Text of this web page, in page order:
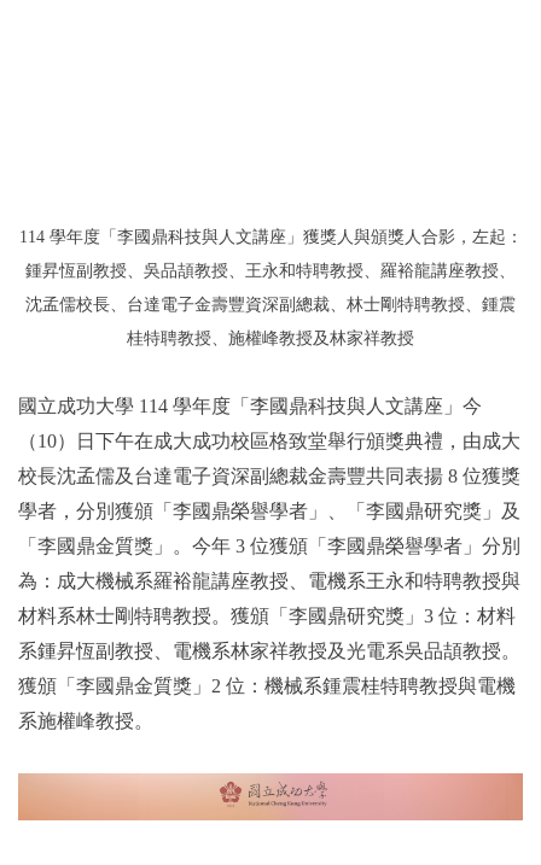
114 學年度「李國鼎科技與人文講座」獲獎人與頒獎人合影，左起：
鍾昇恆副教授、吳品頡教授、王永和特聘教授、羅裕龍講座教授、
沈孟儒校長、台達電子金壽豐資深副總裁、林士剛特聘教授、鍾震
桂特聘教授、施權峰教授及林家祥教授
國立成功大學 114 學年度「李國鼎科技與人文講座」今
（10）日下午在成大成功校區格致堂舉行頒獎典禮，由成大
校長沈孟儒及台達電子資深副總裁金壽豐共同表揚 8 位獲獎
學者，分別獲頒「李國鼎榮譽學者」、「李國鼎研究獎」及
「李國鼎金質獎」。今年 3 位獲頒「李國鼎榮譽學者」分別
為：成大機械系羅裕龍講座教授、電機系王永和特聘教授與
材料系林士剛特聘教授。獲頒「李國鼎研究獎」3 位：材料
系鍾昇恆副教授、電機系林家祥教授及光電系吳品頡教授。
獲頒「李國鼎金質獎」2 位：機械系鍾震桂特聘教授與電機
系施權峰教授。